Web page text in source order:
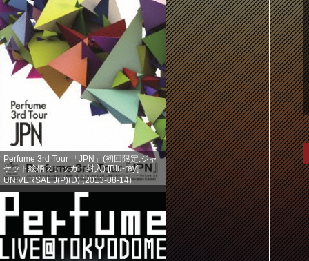
Perfume 3rd Tour 「JPN」(初回限定:ジャ
ケット絵柄ステッカー封入) [Blu-ray]
UNIVERSAL J(P)(D) (2013-08-14)
売り上げランキング: 386